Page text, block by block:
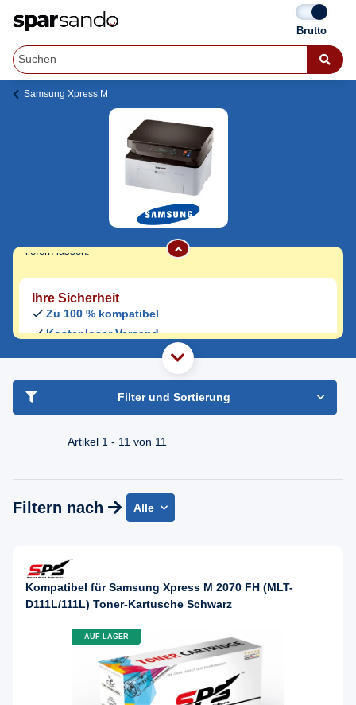
Samsung Xpress M
Samsung Xpress M 2070 FH Toner
Jetzt originale & kompatible Samsung
Xpress M 2070 FH Toner günstig bei
Sparsando kaufen.
Den Druckerhersteller und das Druckermodell auf Sparsando.de
liefern lassen.
Ihre Sicherheit
Zu 100 % kompatibel
Kostenloser Versand
haben Sie Frage?
Freundlicher Support & Beratung
Mo - Fr. 08.00 - 16:30 Uhr
Filter und Sortierung
Artikel 1 - 11 von 11
Filtern nach Alle
Kompatibel für Samsung Xpress M 2070 FH (MLT-
D111L/111L) Toner-Kartusche Schwarz
AUF LAGER